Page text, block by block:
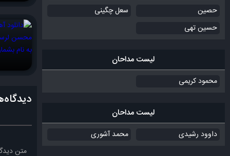
متن
حصین
سعل چگینی
حسین تهی
لیست مداحان
محمود کریمی
لیست مداحان
داوود رشیدی محمد آشوری